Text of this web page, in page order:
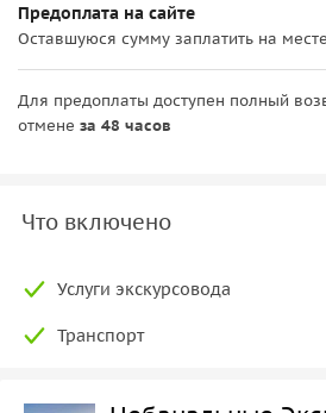
Предоплата на сайте
Оставшуюся сумму заплатить на месте
Для предоплаты доступен полный
отмене за 48 часов
Что включено
Услуги экскурсовода
Транспорт